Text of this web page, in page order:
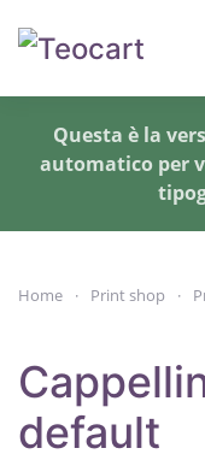
Skip to main
Questa è la
automatico per
Home Print shop
default